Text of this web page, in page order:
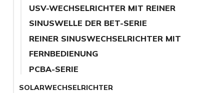
USV-WECHSELRICHTER MIT REINER
SINUSWELLE DER BET-SERIE
REINER SINUSWECHSELRICHTER MIT
FERNBEDIENUNG
PCBA-SERIE
SOLARWECHSELRICHTER